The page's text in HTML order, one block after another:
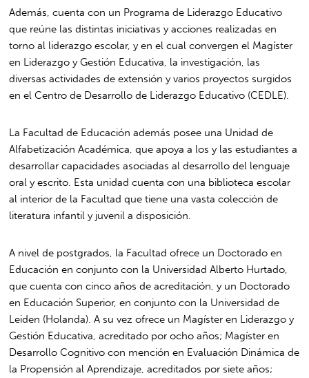
Además, cuenta con un Programa de Liderazgo Educativo
que reúne las distintas iniciativas y acciones realizadas en
torno al liderazgo escolar, y en el cual convergen el Magíster
en Liderazgo y Gestión Educativa, la investigación, las
diversas actividades de extensión y varios proyectos surgidos
en el Centro de Desarrollo de Liderazgo Educativo (CEDLE).
La Facultad de Educación además posee una Unidad de
Alfabetización Académica, que apoya a los y las estudiantes a
desarrollar capacidades asociadas al desarrollo del lenguaje
oral y escrito. Esta unidad cuenta con una biblioteca escolar
al interior de la Facultad que tiene una vasta colección de
literatura infantil y juvenil a disposición.
A nivel de postgrados, la Facultad ofrece un Doctorado en
Educación en conjunto con la Universidad Alberto Hurtado,
que cuenta con cinco años de acreditación, y un Doctorado
en Educación Superior, en conjunto con la Universidad de
Leiden (Holanda). A su vez ofrece un Magíster en Liderazgo y
Gestión Educativa, acreditado por ocho años; Magíster en
Desarrollo Cognitivo con mención en Evaluación Dinámica de
la Propensión al Aprendizaje, acreditados por siete años;